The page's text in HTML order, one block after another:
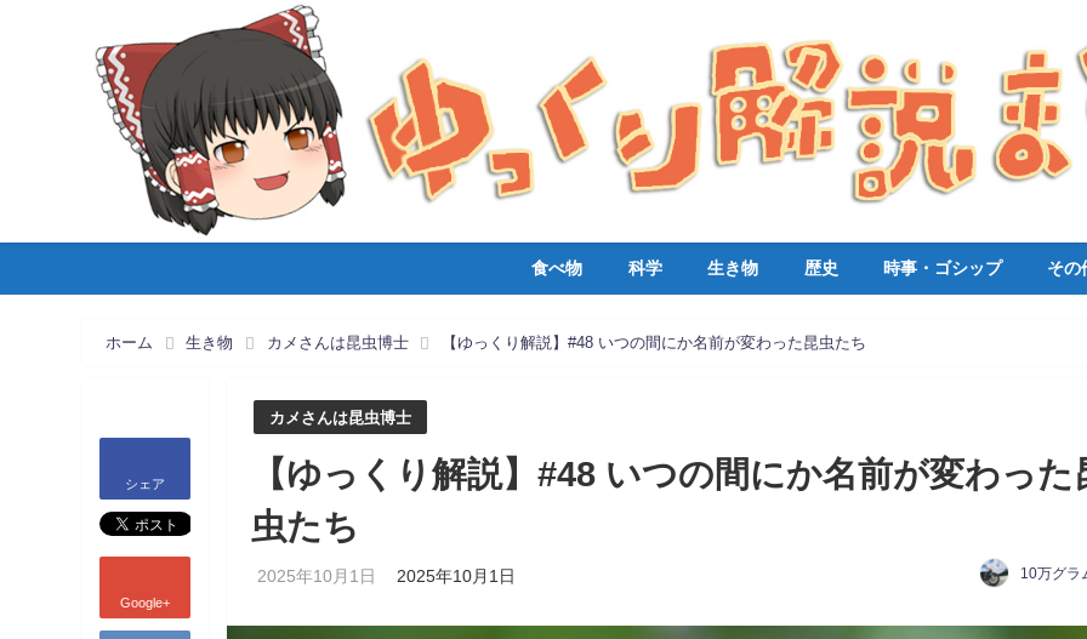
食べ物 科学 生き物 歴史 時事・ゴシップ その
ホーム 生き物 カメさんは昆虫博士 【ゆっくり解説】#48 いつの間にか名前が変わった昆虫たち
シェア
Google+
カメさんは昆虫博士
【ゆっくり解説】#48 いつの間にか名前が変わった
虫たち
2025年10月1日 2025年10月1日 10万グラ